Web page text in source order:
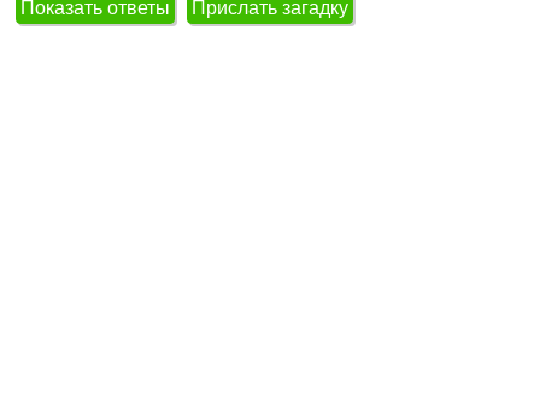
Показать ответы Прислать загадку